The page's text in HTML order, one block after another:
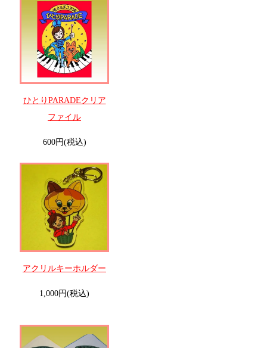
ひとりPARADEクリア
ファイル
600円(税込)
アクリルキーホルダー
1,000円(税込)